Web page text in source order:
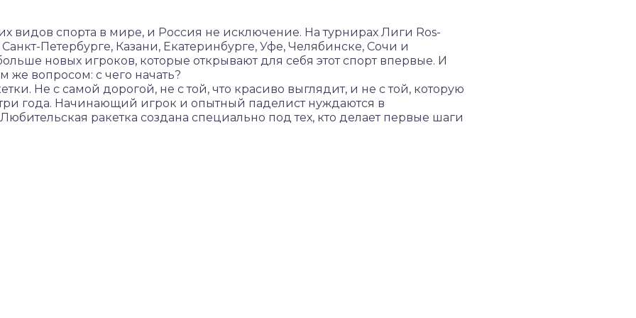
видов спорта в мире, и Россия не исключение. На турнирах Лиги Ros-
Петербурге, Казани, Екатеринбурге, Уфе, Челябинске, Сочи и
новых игроков, которые открывают для себя этот спорт впервые. И
вопросом: с чего начать?
Не с самой дорогой, не с той, что красиво выглядит, и не с той, которую
года. Начинающий игрок и опытный паделист нуждаются в
ракетка создана специально под тех, кто делает первые шаги